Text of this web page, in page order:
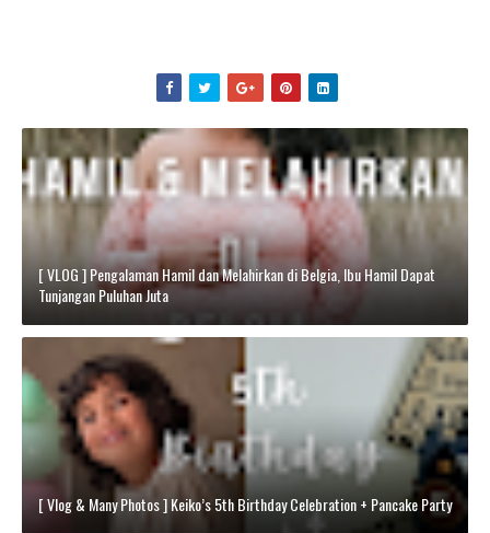
[ VLOG ] Pengalaman Hamil dan Melahirkan di Belgia, Ibu Hamil Dapat
Tunjangan Puluhan Juta
[ Vlog & Many Photos ] Keiko’s 5th Birthday Celebration + Pancake Party